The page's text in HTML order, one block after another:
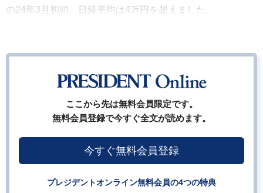
の24年3月初頭、日経平均は4万円を超えました。
ここから先は無料会員限定です。
無料会員登録で今すぐ全文が読めます。
今すぐ無料会員登録
プレジデントオンライン無料会員の4つの特典